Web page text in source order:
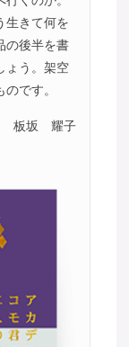
生きて何を
の後半を書
ょう。架空
です。
板坂 耀子